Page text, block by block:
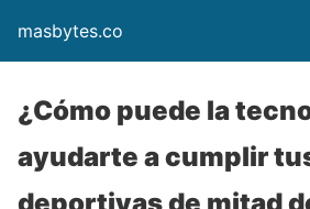
masbytes.co
¿Cómo puede la
ayudarte a cumplir